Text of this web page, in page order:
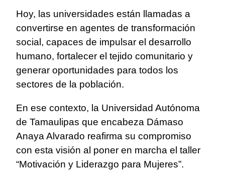
Hoy, las universidades están llamadas a
convertirse en agentes de transformación
social, capaces de impulsar el desarrollo
humano, fortalecer el tejido comunitario y
generar oportunidades para todos los
sectores de la población.
En ese contexto, la Universidad Autónoma
de Tamaulipas que encabeza Dámaso
Anaya Alvarado reafirma su compromiso
con esta visión al poner en marcha el taller
“Motivación y Liderazgo para Mujeres”.